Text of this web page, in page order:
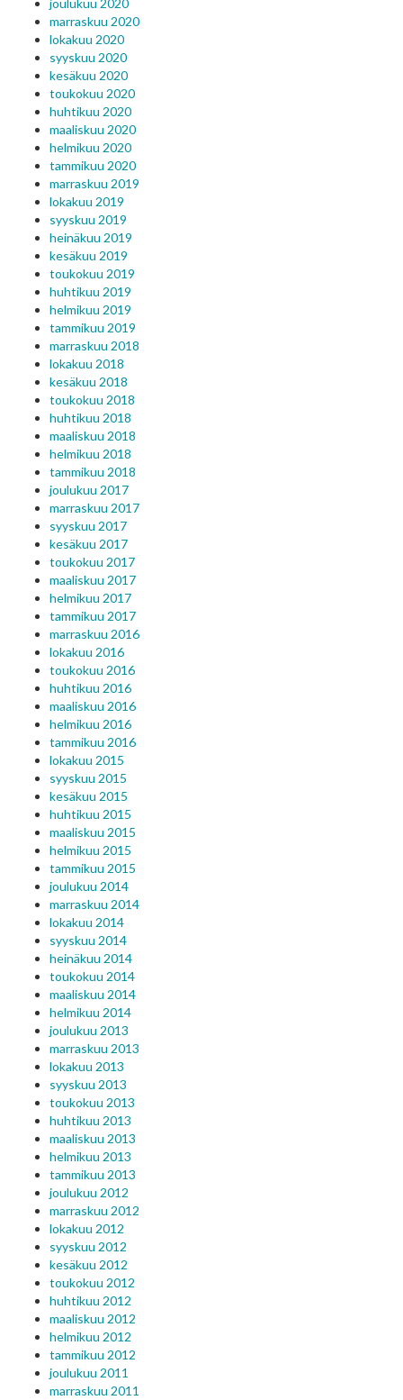
joulukuu 2020
marraskuu 2020
lokakuu 2020
syyskuu 2020
kesäkuu 2020
toukokuu 2020
huhtikuu 2020
maaliskuu 2020
helmikuu 2020
tammikuu 2020
marraskuu 2019
lokakuu 2019
syyskuu 2019
heinäkuu 2019
kesäkuu 2019
toukokuu 2019
huhtikuu 2019
helmikuu 2019
tammikuu 2019
marraskuu 2018
lokakuu 2018
kesäkuu 2018
toukokuu 2018
huhtikuu 2018
maaliskuu 2018
helmikuu 2018
tammikuu 2018
joulukuu 2017
marraskuu 2017
syyskuu 2017
kesäkuu 2017
toukokuu 2017
maaliskuu 2017
helmikuu 2017
tammikuu 2017
marraskuu 2016
lokakuu 2016
toukokuu 2016
huhtikuu 2016
maaliskuu 2016
helmikuu 2016
tammikuu 2016
lokakuu 2015
syyskuu 2015
kesäkuu 2015
huhtikuu 2015
maaliskuu 2015
helmikuu 2015
tammikuu 2015
joulukuu 2014
marraskuu 2014
lokakuu 2014
syyskuu 2014
heinäkuu 2014
toukokuu 2014
maaliskuu 2014
helmikuu 2014
joulukuu 2013
marraskuu 2013
lokakuu 2013
syyskuu 2013
toukokuu 2013
huhtikuu 2013
maaliskuu 2013
helmikuu 2013
tammikuu 2013
joulukuu 2012
marraskuu 2012
lokakuu 2012
syyskuu 2012
kesäkuu 2012
toukokuu 2012
huhtikuu 2012
maaliskuu 2012
helmikuu 2012
tammikuu 2012
joulukuu 2011
marraskuu 2011